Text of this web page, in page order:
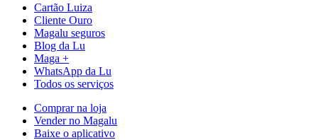
Cartão Luiza
Cliente Ouro
Magalu seguros
Blog da Lu
Maga +
WhatsApp da Lu
Todos os serviços
Comprar na loja
Vender no Magalu
Baixe o aplicativo